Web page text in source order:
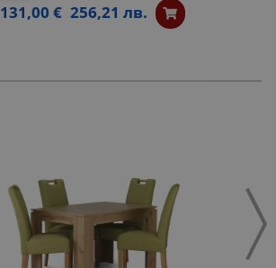
131,00 € 256,21 лв.